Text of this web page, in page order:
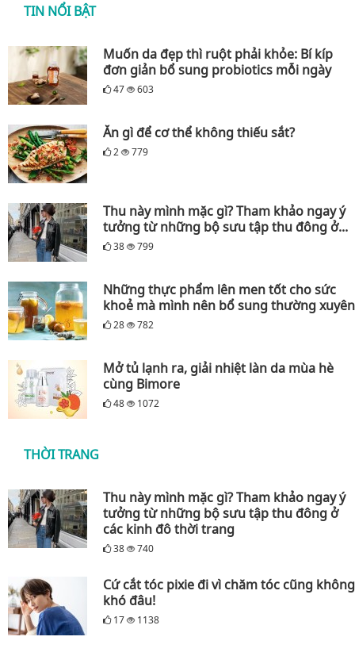
TIN NỔI BẬT
Muốn da đẹp thì ruột phải khỏe: Bí kíp
đơn giản bổ sung probiotics mỗi ngày
47 603
Ăn gì để cơ thể không thiếu sắt?
2 779
Thu này mình mặc gì? Tham khảo ngay ý
tưởng từ những bộ sưu tập thu đông ở...
38 799
Những thực phẩm lên men tốt cho sức
khoẻ mà mình nên bổ sung thường xuyên
28 782
Mở tủ lạnh ra, giải nhiệt làn da mùa hè
cùng Bimore
48 1072
THỜI TRANG
Thu này mình mặc gì? Tham khảo ngay ý
tưởng từ những bộ sưu tập thu đông ở
các kinh đô thời trang
38 740
Cứ cắt tóc pixie đi vì chăm tóc cũng không
khó đâu!
17 1138